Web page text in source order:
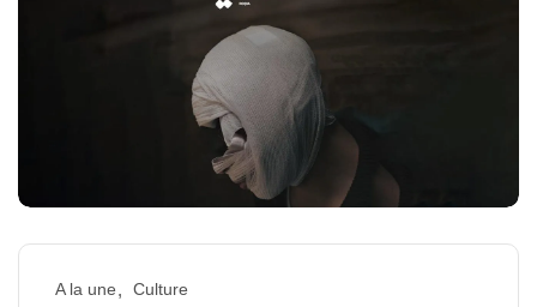
A la une Culture